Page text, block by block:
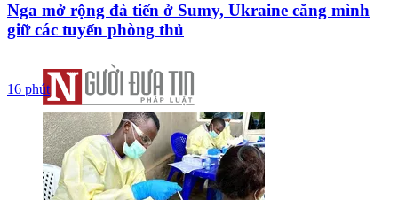
Nga mở rộng đà tiến ở Sumy, Ukraine căng mình
giữ các tuyến phòng thủ
16 phút